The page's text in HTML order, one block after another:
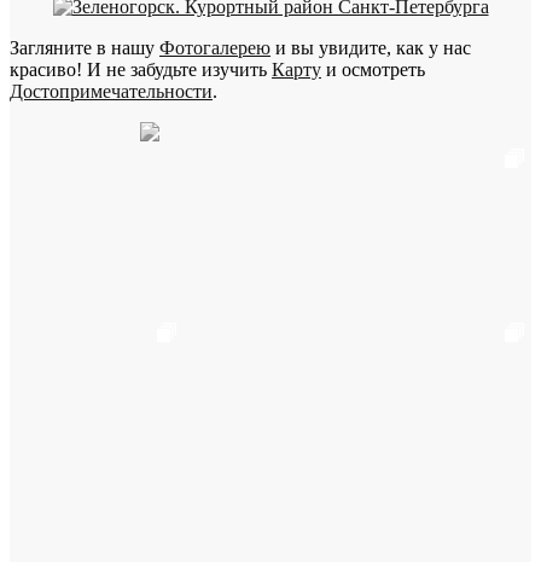
Загляните в нашу Фотогалерею и вы увидите, как у нас
красиво! И не забудьте изучить Карту и осмотреть
Достопримечательности.